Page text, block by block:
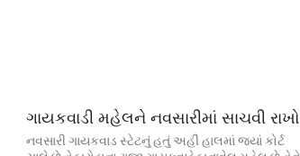
ગાયકવાડી મહેલને નવસારીમાં સાચવી રાખો
નવસારી ગાયકવાડ સ્ટેટનું હતું અહીં હાલમાં જ્યાં કોર્ટ